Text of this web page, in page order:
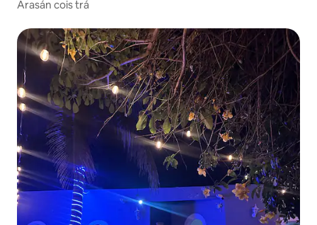
Árasán cois trá